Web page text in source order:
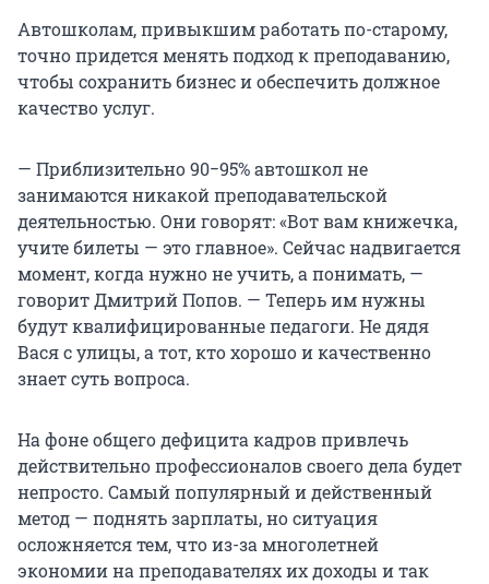
Автошколам, привыкшим работать по-старому,
точно придется менять подход к преподаванию,
чтобы сохранить бизнес и обеспечить должное
качество услуг.
— Приблизительно 90−95% автошкол не
занимаются никакой преподавательской
деятельностью. Они говорят: «Вот вам книжечка,
учите билеты — это главное». Сейчас надвигается
момент, когда нужно не учить, а понимать, —
говорит Дмитрий Попов. — Теперь им нужны
будут квалифицированные педагоги. Не дядя
Вася с улицы, а тот, кто хорошо и качественно
знает суть вопроса.
На фоне общего дефицита кадров привлечь
действительно профессионалов своего дела будет
непросто. Самый популярный и действенный
метод — поднять зарплаты, но ситуация
осложняется тем, что из-за многолетней
экономии на преподавателях их доходы и так